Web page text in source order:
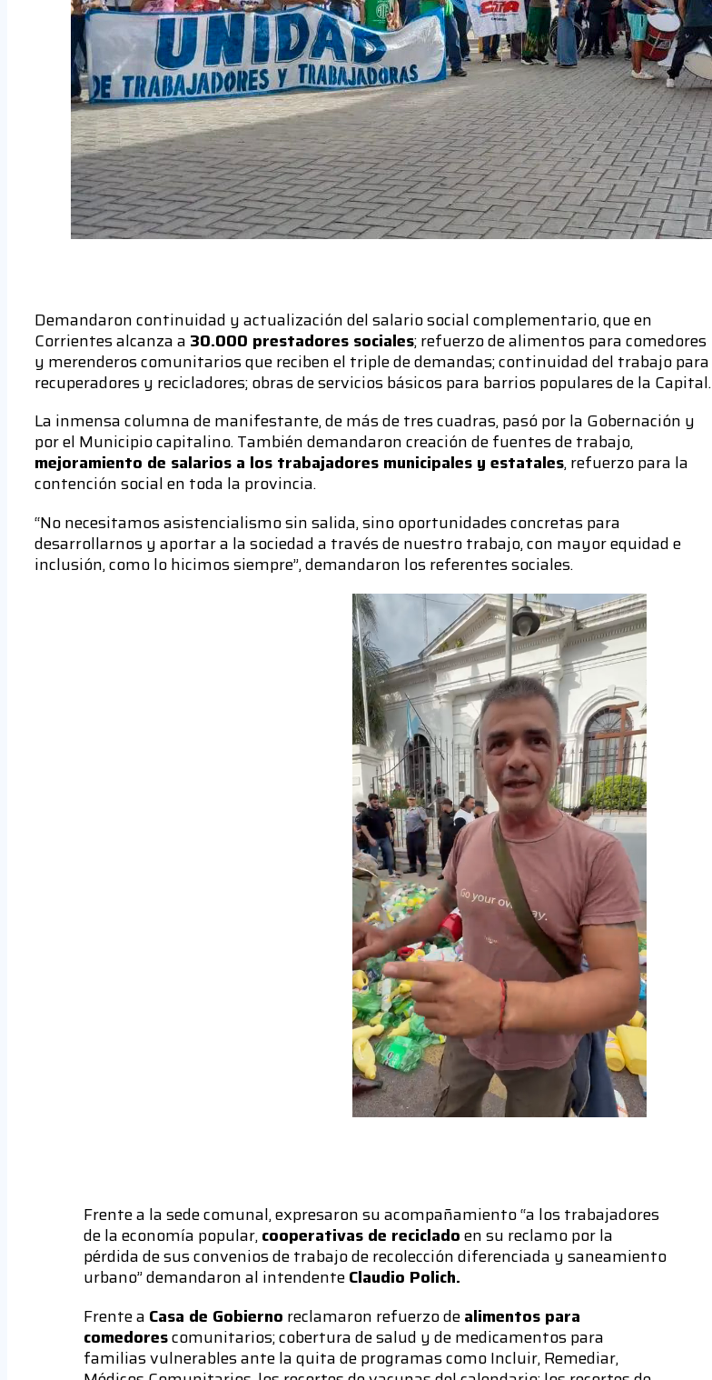
Demandaron continuidad y actualización del salario social complementario, que en
Corrientes alcanza a 30.000 prestadores sociales; refuerzo de alimentos para comedores
y merenderos comunitarios que reciben el triple de demandas; continuidad del trabajo para
recuperadores y recicladores; obras de servicios básicos para barrios populares de la Capital.
La inmensa columna de manifestante, de más de tres cuadras, pasó por la Gobernación y
por el Municipio capitalino. También demandaron creación de fuentes de trabajo,
mejoramiento de salarios a los trabajadores municipales y estatales, refuerzo para la
contención social en toda la provincia.
“No necesitamos asistencialismo sin salida, sino oportunidades concretas para
desarrollarnos y aportar a la sociedad a través de nuestro trabajo, con mayor equidad e
inclusión, como lo hicimos siempre”, demandaron los referentes sociales.
Frente a la sede comunal, expresaron su acompañamiento “a los trabajadores
de la economía popular,cooperativas de recicladoen su reclamo por la
pérdida de sus convenios de trabajo de recolección diferenciada y saneamiento
urbano” demandaron al intendenteClaudio Polich.
Frente a Casa de Gobierno reclamaron refuerzo dealimentos para
comedorescomunitarios; cobertura de salud y de medicamentos para
familias vulnerables ante la quita de programas como Incluir, Remediar,